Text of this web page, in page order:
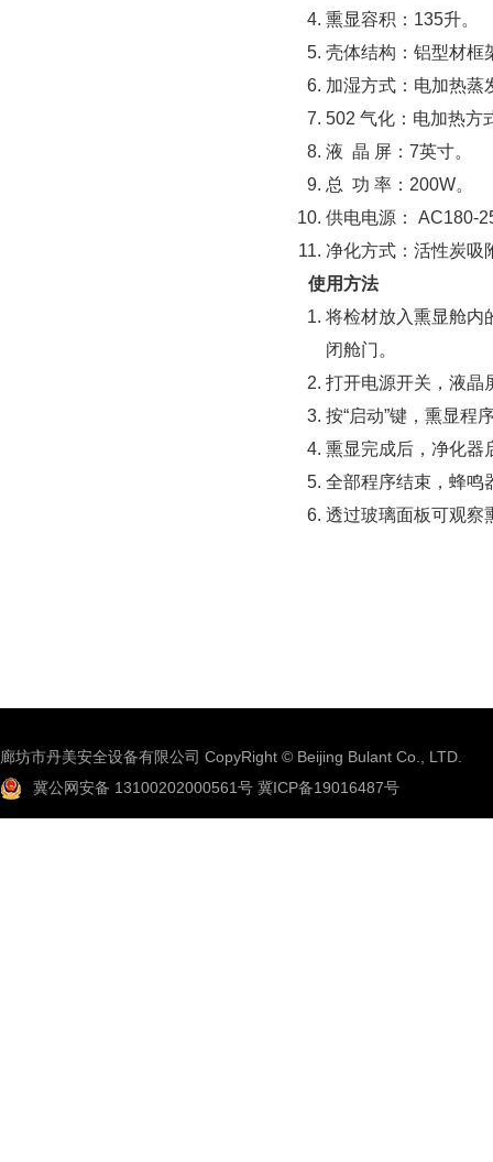
熏显容积：135升。
壳体结构：铝型材框
加湿方式：电加热蒸
502 气化：电加热方
液 晶 屏：7英寸。
总 功 率：200W。
供电电源： AC180-
净化方式：活性炭吸
使用方法
将检材放入熏显舱内
闭舱门。
打开电源开关，液晶
按“启动”键，熏显程
熏显完成后，净化器
全部程序结束，蜂鸣
透过玻璃面板可观察
廊坊市丹美安全设备有限公司 CopyRight © Beijing Bulant Co., LTD.
冀公网安备 13100202000561号 冀ICP备19016487号